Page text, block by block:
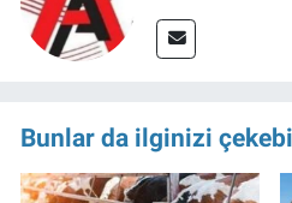
Bunlar da ilginizi